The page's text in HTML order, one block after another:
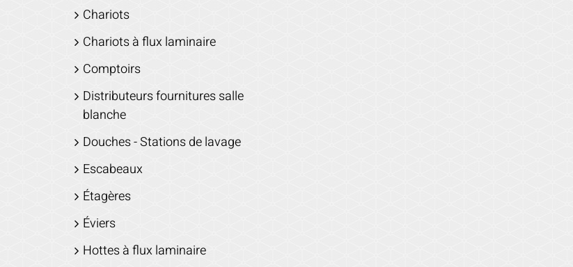
Chariots
Chariots à flux laminaire
Comptoirs
Distributeurs fournitures salle
blanche
Douches - Stations de lavage
Escabeaux
Étagères
Éviers
Hottes à flux laminaire